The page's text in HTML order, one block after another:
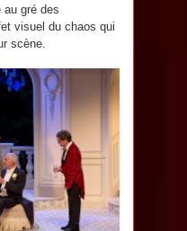
au gré des
visuel du chaos qui
scène.